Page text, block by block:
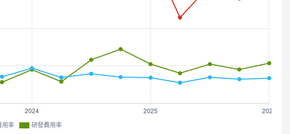
用率 研發費用率